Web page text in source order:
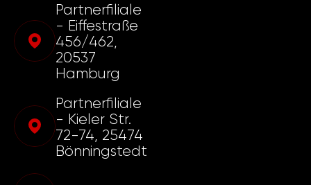
Partnerfiliale
- Eiffestraße
456/462,
20537
Hamburg
Partnerfiliale
- Kieler Str.
72-74, 25474
Bönningstedt